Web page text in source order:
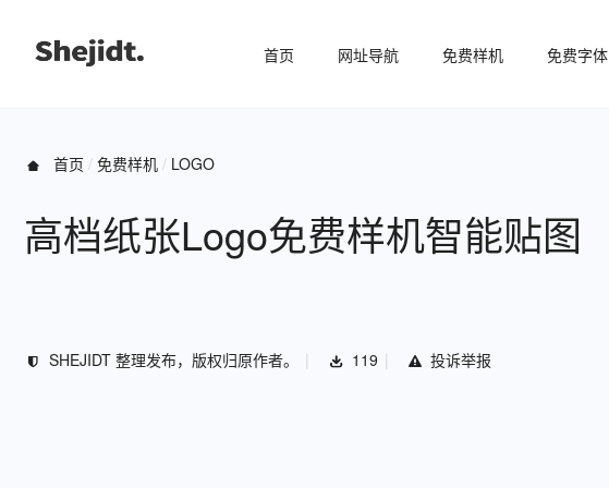
首页 网址导航 免费样机 免费字体
首页 免费样机 LOGO
高档纸张Logo免费样机智能贴图
SHEJIDT 整理发布，版权归原作者。 119 投诉举报